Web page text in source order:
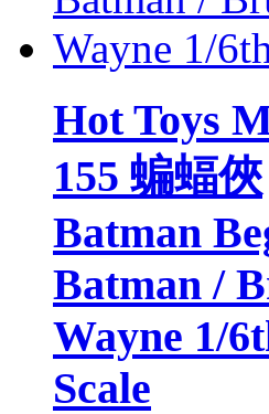
Hot Toys
155 蝙蝠俠
Batman
Batman /
Wayne 1/
Scale